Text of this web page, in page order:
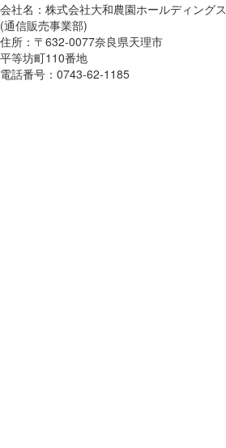
会社名：株式会社大和農園ホールディングス
(通信販売事業部)
住所：〒632-0077奈良県天理市
平等坊町110番地
電話番号：0743-62-1185